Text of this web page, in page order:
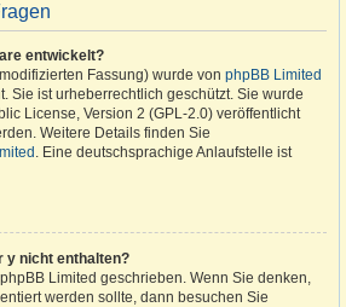
entwickelt?
Fassung) wurde von phpBB Limited
Sie ist urheberrechtlich geschützt. Sie wurde
License, Version 2 (GPL-2.0) veröffentlicht
Weitere Details finden Sie
. Eine deutschsprachige Anlaufstelle ist
y nicht enthalten?
Limited geschrieben. Wenn Sie denken,
werden sollte, dann besuchen Sie